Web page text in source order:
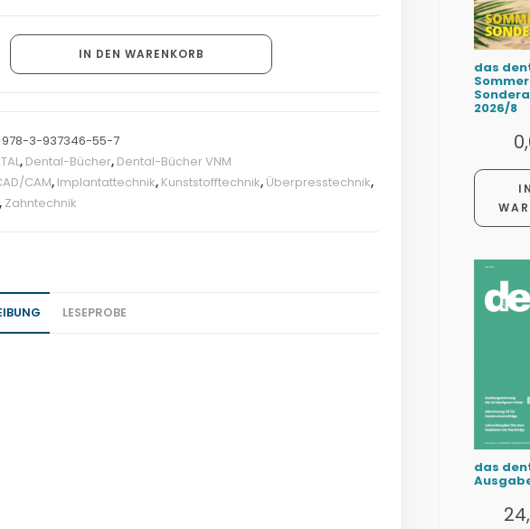
IN DEN WARENKORB
978-3-937346-55-7
, Dental-Bücher, Dental-Bücher VNM
CAM, Implantattechnik, Kunststofftechnik, Überpresstechnik,
, Zahntechnik
LESEPROBE
das
2026/8
das